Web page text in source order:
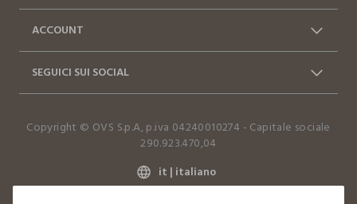
Resi e cambi Dichiarazione accessibilità
ACCOUNT
SEGUICI SUI SOCIAL
TikTok
Copyright © OVS S.p.A, p.iva 04240010274 - Capitale sociale
290.923.470,04
it | italiano